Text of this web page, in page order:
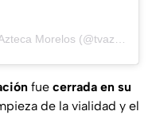
Una publicación compartida de TV Azteca Morelos (@tvazteca_morelos)
fue cerrada en su
de la vialidad y el